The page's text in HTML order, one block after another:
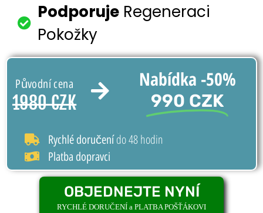
PodporujeRegeneraci
Pokožky
Původní cena
1980 CZK
Nabídka -50%
990 CZK
Rychlé doručenído 48 hodin
Platba dopravci
OBJEDNEJTE NYNÍ
RYCHLÉ DORUČENÍ a PLATBA POŠŤÁKOVI